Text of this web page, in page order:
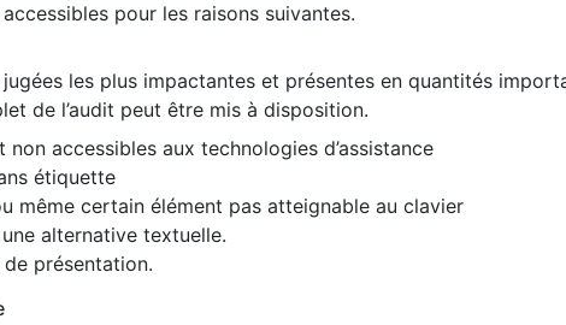
pour les raisons suivantes.
les plus impactantes et présentes en quantités
de l’audit peut être mis à disposition.
accessibles aux technologies d’assistance
étiquette
même certain élément pas atteignable au clavier
alternative textuelle.
présentation.